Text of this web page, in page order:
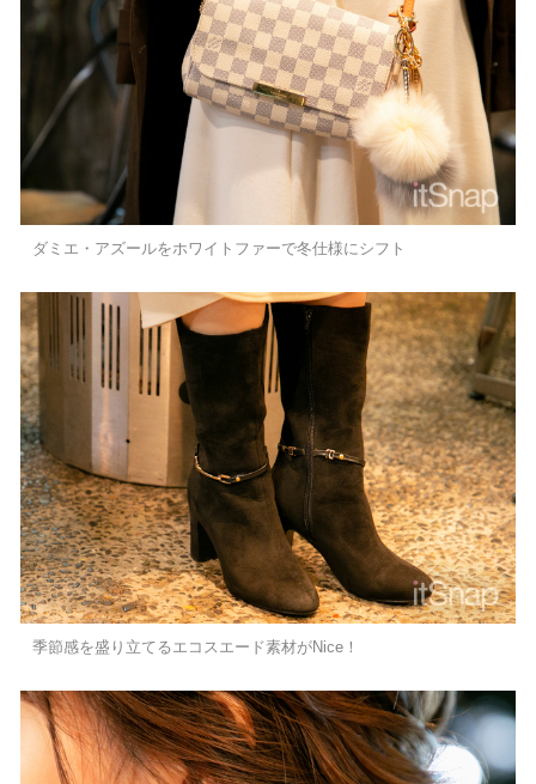
ダミエ・アズールをホワイトファーで冬仕様にシフト
季節感を盛り立てるエコスエード素材がNice！